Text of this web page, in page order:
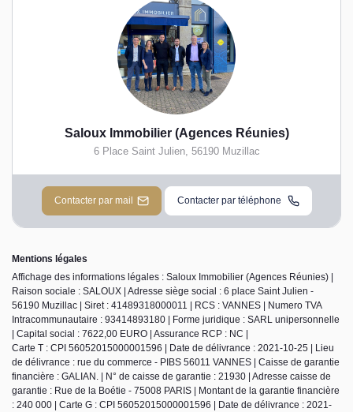
Saloux Immobilier (Agences Réunies)
6 Place Saint Julien, 56190 Muzillac
Contacter par mail Contacter par téléphone
Mentions légales
Affichage des informations légales : Saloux Immobilier (Agences Réunies) |
Raison sociale : SALOUX | Adresse siège social : 6 place Saint Julien -
56190 Muzillac | Siret : 41489318000011 | RCS : VANNES | Numero TVA
Intracommunautaire : 93414893180 | Forme juridique : SARL unipersonnelle
| Capital social : 7622,00 EURO | Assurance RCP : NC |
Carte T : CPI 56052015000001596 | Date de délivrance : 2021-10-25 | Lieu
de délivrance : rue du commerce - PIBS 56011 VANNES | Caisse de garantie
financière : GALIAN. | N° de caisse de garantie : 21930 | Adresse caisse de
garantie : Rue de la Boétie - 75008 PARIS | Montant de la garantie financière
: 240 000 | Carte G : CPI 56052015000001596 | Date de délivrance : 2021-